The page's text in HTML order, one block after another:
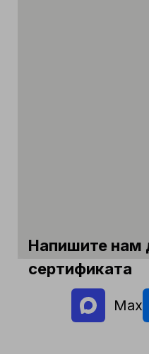
Напишите нам
сертификата
Max